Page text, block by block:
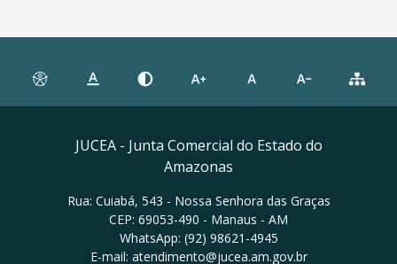
JUCEA - Junta Comercial do Estado do
Amazonas
Rua: Cuiabá, 543 - Nossa Senhora das Graças
CEP: 69053-490 - Manaus - AM
WhatsApp: (92) 98621-4945
E-mail: atendimento@jucea.am.gov.br